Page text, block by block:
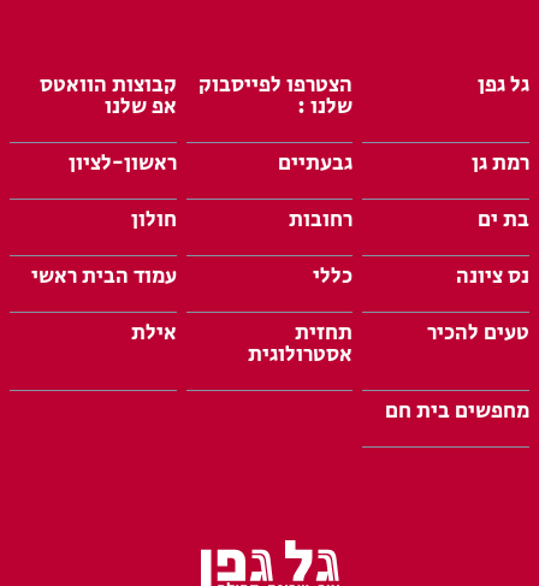
גל גפן הצטרפו לפייסבוק
שלנו :
קבוצות הוואטס
אפ שלנו
רמת גן
גבעתיים
ראשון-לציון
בת ים
רחובות
חולון
נס ציונה
כללי
עמוד הבית ראשי
טעים להכיר
תחזית
אסטרולוגית
אילת
מחפשים בית חם